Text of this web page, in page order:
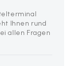
Ihnen rund
allen Fragen